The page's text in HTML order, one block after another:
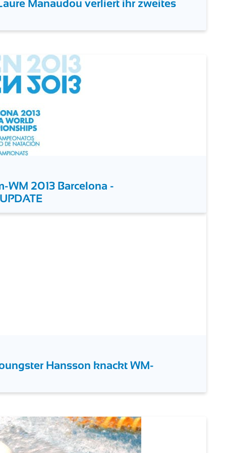
Manaudou verliert ihr zweites
WM 2013 Barcelona -
Hansson knackt WM-